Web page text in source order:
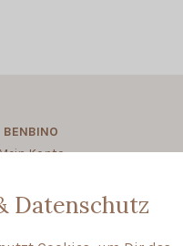
BENBINO
Konto
Datenschutz